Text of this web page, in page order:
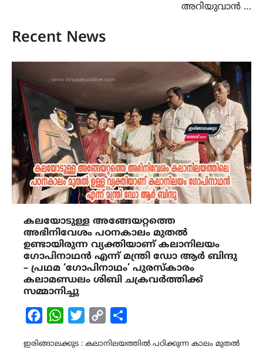
അറിയുവാൻ …
Recent News
കലയോടുള്ള അങ്ങേയറ്റത്തെ
അഭിനിവേശം പഠനകാലം മുതൽ
ഉണ്ടായിരുന്ന വ്യക്തിയാണ് കലാനിലയം
ഗോപിനാഥൻ എന്ന് മന്ത്രി ഡോ ആർ ബിന്ദു
– പ്രഥമ ‘ഗോപിനാഥം’ പുരസ്കാരം
കലാമണ്ഡലം ശിബി ചക്രവർത്തിക്ക്
സമ്മാനിച്ചു
FacebookWhatsAppTwitterCopy
ഇരിങ്ങാലക്കുട : കലാനിലയത്തിൽ പഠിക്കുന്ന കാലം മുതൽ